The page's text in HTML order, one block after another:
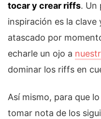
tocar y crear riffs. Un
inspiración es la
atascado por
echarle un ojo a
dominar los riffs en
Así mismo, para que
tomar nota de los